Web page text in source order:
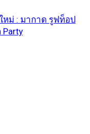
หม่ : มากาด รูฟท็อป
Party